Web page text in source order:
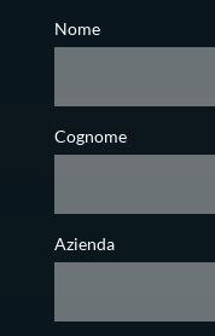
Nome
Cognome
Azienda